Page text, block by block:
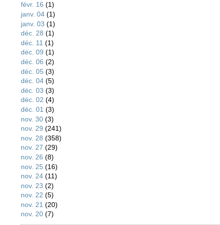
févr. 16 (1)
janv. 04 (1)
janv. 03 (1)
déc. 28 (1)
déc. 11 (1)
déc. 09 (1)
déc. 06 (2)
déc. 05 (3)
déc. 04 (5)
déc. 03 (3)
déc. 02 (4)
déc. 01 (3)
nov. 30 (3)
nov. 29 (241)
nov. 28 (358)
nov. 27 (29)
nov. 26 (8)
nov. 25 (16)
nov. 24 (11)
nov. 23 (2)
nov. 22 (5)
nov. 21 (20)
nov. 20 (7)